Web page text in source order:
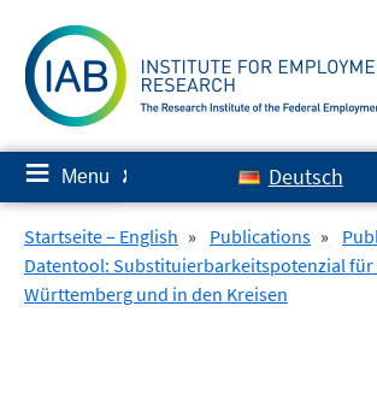
content
≡ Menu ✘ Deutsch
Startseite – English » Publications »
Datentool: Substituierbarkeitspotenzial für
Württemberg und in den Kreisen